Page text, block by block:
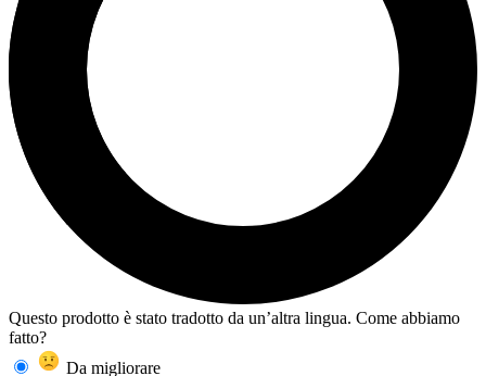
Questo prodotto è stato tradotto da un’altra lingua. Come abbiamo
fatto?
Da migliorare